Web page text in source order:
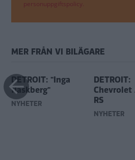
personuppgiftspolicy.
MER FRÅN VI BILÄGARE
DETROIT: "Inga
fläskberg"
NYHETER
DETROIT:
Chevrolet
RS
NYHETER